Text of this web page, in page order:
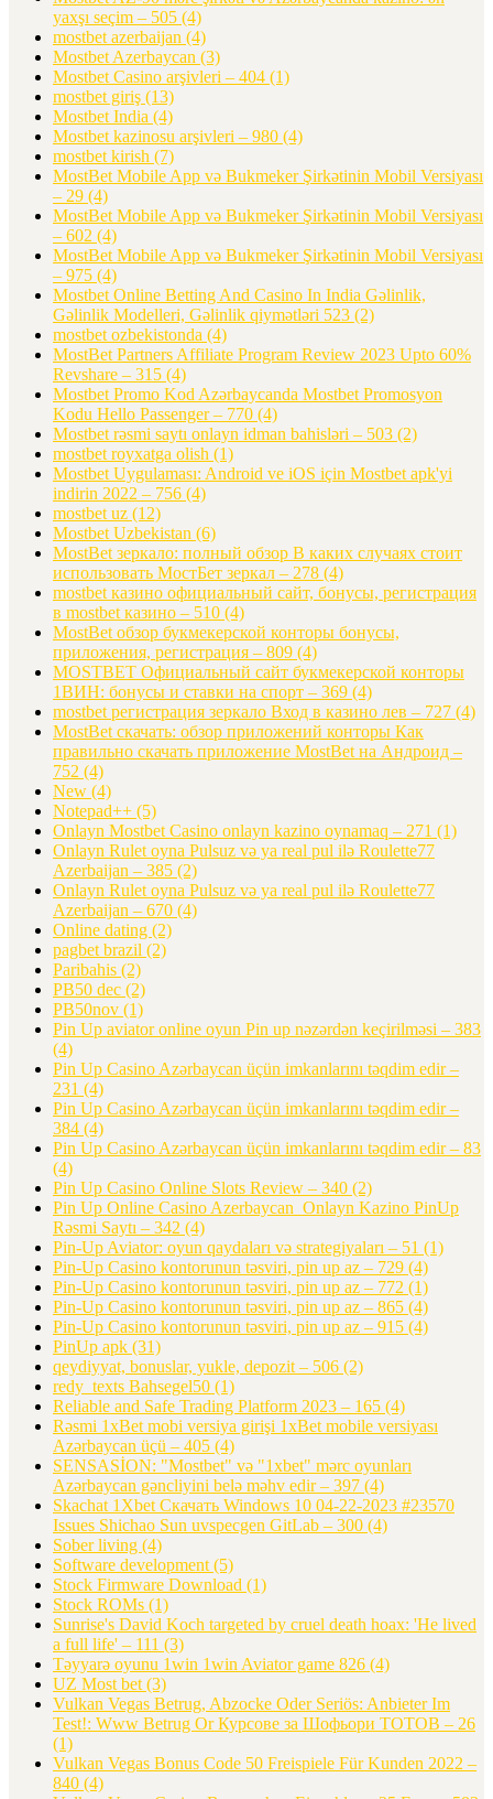
yaxşı seçim – 505 (4)
mostbet azerbaijan (4)
Mostbet Azerbaycan (3)
Mostbet Casino arşivleri – 404 (1)
mostbet giriş (13)
Mostbet India (4)
Mostbet kazinosu arşivleri – 980 (4)
mostbet kirish (7)
MostBet Mobile App və Bukmeker Şirkətinin Mobil Versiyası
– 29 (4)
MostBet Mobile App və Bukmeker Şirkətinin Mobil Versiyası
– 602 (4)
MostBet Mobile App və Bukmeker Şirkətinin Mobil Versiyası
– 975 (4)
Mostbet Online Betting And Casino In India Gəlinlik,
Gəlinlik Modelleri, Gəlinlik qiymətləri 523 (2)
mostbet ozbekistonda (4)
MostBet Partners Affiliate Program Review 2023 Upto 60%
Revshare – 315 (4)
Mostbet Promo Kod Azərbaycanda Mostbet Promosyon
Kodu Hello Passenger – 770 (4)
Mostbet rəsmi saytı onlayn idman bahisləri – 503 (2)
mostbet royxatga olish (1)
Mostbet Uygulaması: Android ve iOS için Mostbet apk'yi
indirin 2022 – 756 (4)
mostbet uz (12)
Mostbet Uzbekistan (6)
MostBet зеркало: полный обзор В каких случаях стоит
использовать МостБет зеркал – 278 (4)
mostbet казино официальный сайт, бонусы, регистрация
в mostbet казино – 510 (4)
MostBet обзор букмекерской конторы бонусы,
приложения, регистрация – 809 (4)
MOSTBET Официальный сайт букмекерской конторы
1ВИН: бонусы и ставки на спорт – 369 (4)
mostbet регистрация зеркало Вход в казино лев – 727 (4)
MostBet скачать: обзор приложений конторы Как
правильно скачать приложение MostBet на Андроид –
752 (4)
New (4)
Notepad++ (5)
Onlayn Mostbet Casino onlayn kazino oynamaq – 271 (1)
Onlayn Rulet oyna Pulsuz və ya real pul ilə Roulette77
Azerbaijan – 385 (2)
Onlayn Rulet oyna Pulsuz və ya real pul ilə Roulette77
Azerbaijan – 670 (4)
Online dating (2)
pagbet brazil (2)
Paribahis (2)
PB50 dec (2)
PB50nov (1)
Pin Up aviator️ online oyun Pin up nəzərdən keçirilməsi – 383
(4)
Pin Up Casino Azərbaycan üçün imkanlarını təqdim edir –
231 (4)
Pin Up Casino Azərbaycan üçün imkanlarını təqdim edir –
384 (4)
Pin Up Casino Azərbaycan üçün imkanlarını təqdim edir – 83
(4)
Pin Up Casino Online Slots Review – 340 (2)
Pin Up Online Casino Azerbaycan ️ Onlayn Kazino PinUp
Rəsmi Saytı – 342 (4)
Pin-Up Aviator: oyun qaydaları və strategiyaları – 51 (1)
Pin-Up Casino kontorunun təsviri, pin up az – 729 (4)
Pin-Up Casino kontorunun təsviri, pin up az – 772 (1)
Pin-Up Casino kontorunun təsviri, pin up az – 865 (4)
Pin-Up Casino kontorunun təsviri, pin up az – 915 (4)
PinUp apk (31)
qeydiyyat, bonuslar, yukle, depozit – 506 (2)
redy_texts Bahsegel50 (1)
Reliable and Safe Trading Platform 2023 – 165 (4)
Rəsmi 1xBet mobi versiya girişi 1xBet mobile versiyası
Azərbaycan üçü – 405 (4)
SENSASİON: "Mostbet" və "1xbet" mərc oyunları
Azərbaycan gəncliyini belə məhv edir – 397 (4)
Skachat 1Xbet Скачать Windows 10 04-22-2023 #23570
Issues Shichao Sun uvspecgen GitLab – 300 (4)
Sober living (4)
Software development (5)
Stock Firmware Download (1)
Stock ROMs (1)
Sunrise's David Koch targeted by cruel death hoax: 'He lived
a full life' – 111 (3)
Təyyarə oyunu 1win 1win Aviator game 826 (4)
UZ Most bet (3)
Vulkan Vegas Betrug, Abzocke Oder Seriös: Anbieter Im
Test!: Www Betrug Or Курсове за Шофьори ТОТОВ – 26
(1)
Vulkan Vegas Bonus Code 50 Freispiele Für Kunden 2022 –
840 (4)